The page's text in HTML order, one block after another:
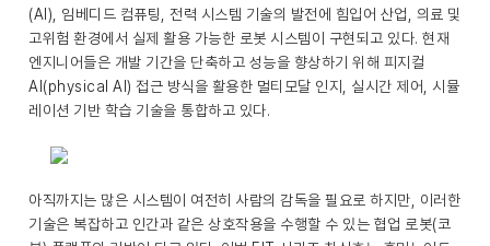
(AI), 임베디드 컴퓨팅, 전력 시스템 기술의 발전에 힘입어 산업, 의료 및
고위험 환경에서 실제 활용 가능한 로봇 시스템이 구현되고 있다. 현재
엔지니어들은 개발 기간을 단축하고 성능을 향상하기 위해 피지컬
AI(physical AI) 접근 방식을 활용한 멀티모달 인지, 실시간 제어, 시뮬
레이션 기반 학습 기술을 통합하고 있다.
아직까지는 많은 시스템이 여전히 사람의 감독을 필요로 하지만, 이러한
기술은 복잡하고 인간과 같은 상호작용을 수행할 수 있는 협업 로봇(코